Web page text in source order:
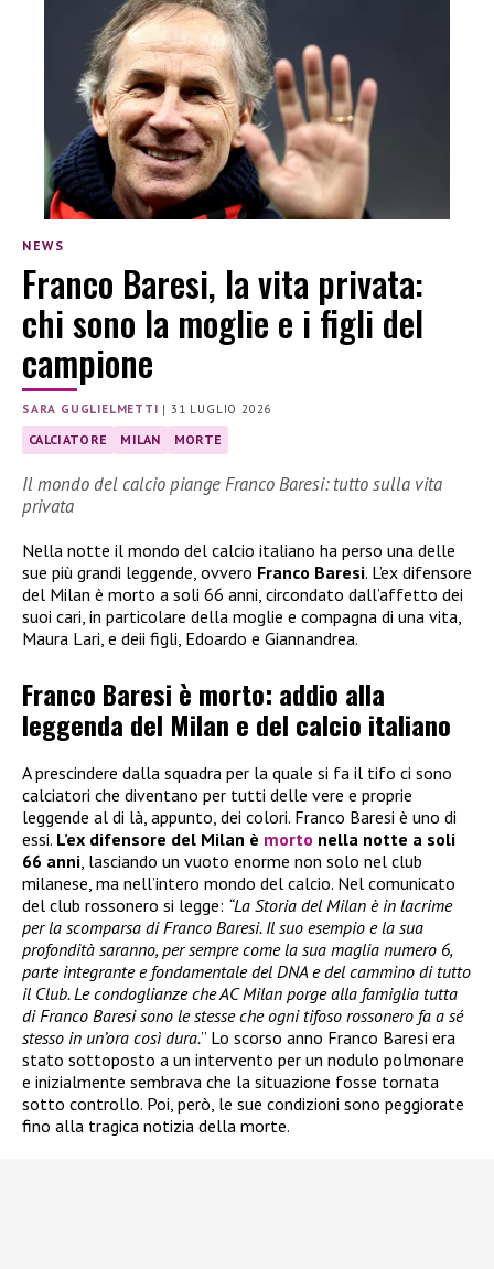
NEWS
Franco Baresi, la vita privata:
chi sono la moglie e i figli del
campione
SARA GUGLIELMETTI |31 LUGLIO 2026
CALCIATORE MILAN MORTE
Il mondo del calcio piange Franco Baresi: tutto sulla vita
privata
Nella notte il mondo del calcio italiano ha perso una delle
sue più grandi leggende, ovvero Franco Baresi. L’ex difensore
del Milan è morto a soli 66 anni, circondato dall’affetto dei
suoi cari, in particolare della moglie e compagna di una vita,
Maura Lari, e deii figli, Edoardo e Giannandrea.
Franco Baresi è morto: addio alla
leggenda del Milan e del calcio italiano
A prescindere dalla squadra per la quale si fa il tifo ci sono
calciatori che diventano per tutti delle vere e proprie
leggende al di là, appunto, dei colori. Franco Baresi è uno di
essi. L’ex difensore del Milan è morto nella notte a soli
66 anni, lasciando un vuoto enorme non solo nel club
milanese, ma nell’intero mondo del calcio. Nel comunicato
del club rossonero si legge: “La Storia del Milan è in lacrime
per la scomparsa di Franco Baresi. Il suo esempio e la sua
profondità saranno, per sempre come la sua maglia numero 6,
parte integrante e fondamentale del DNA e del cammino di tutto
il Club. Le condoglianze che AC Milan porge alla famiglia tutta
di Franco Baresi sono le stesse che ogni tifoso rossonero fa a sé
stesso in un’ora così dura.” Lo scorso anno Franco Baresi era
stato sottoposto a un intervento per un nodulo polmonare
e inizialmente sembrava che la situazione fosse tornata
sotto controllo. Poi, però, le sue condizioni sono peggiorate
fino alla tragica notizia della morte.